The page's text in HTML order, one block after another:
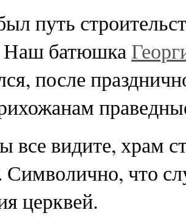
путь
батюшка
после
все видите, храм
Символично, что
церквей.